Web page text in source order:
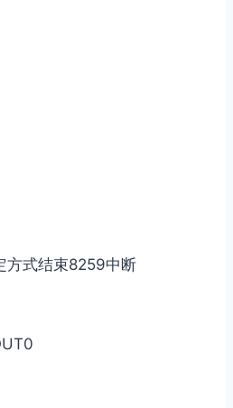
式结束8259中断